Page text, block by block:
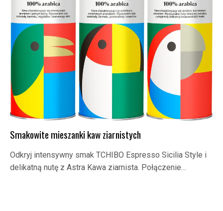
Smakowite mieszanki kaw ziarnistych
Odkryj intensywny smak TCHIBO Espresso Sicilia Style i
delikatną nutę z Astra Kawa ziarnista. Połączenie…